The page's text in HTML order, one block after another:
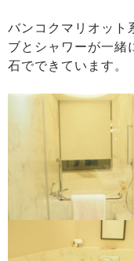
バンコクマリオット
ブとシャワーが一緒
石でできています。